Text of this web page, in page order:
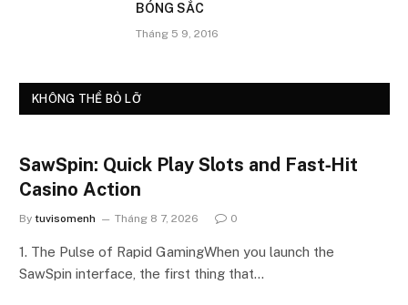
BÓNG SẮC
Tháng 5 9, 2016
KHÔNG THỂ BỎ LỠ
SawSpin: Quick Play Slots and Fast‑Hit
Casino Action
By tuvisomenh Tháng 8 7, 2026 0
1. The Pulse of Rapid GamingWhen you launch the
SawSpin interface, the first thing that…